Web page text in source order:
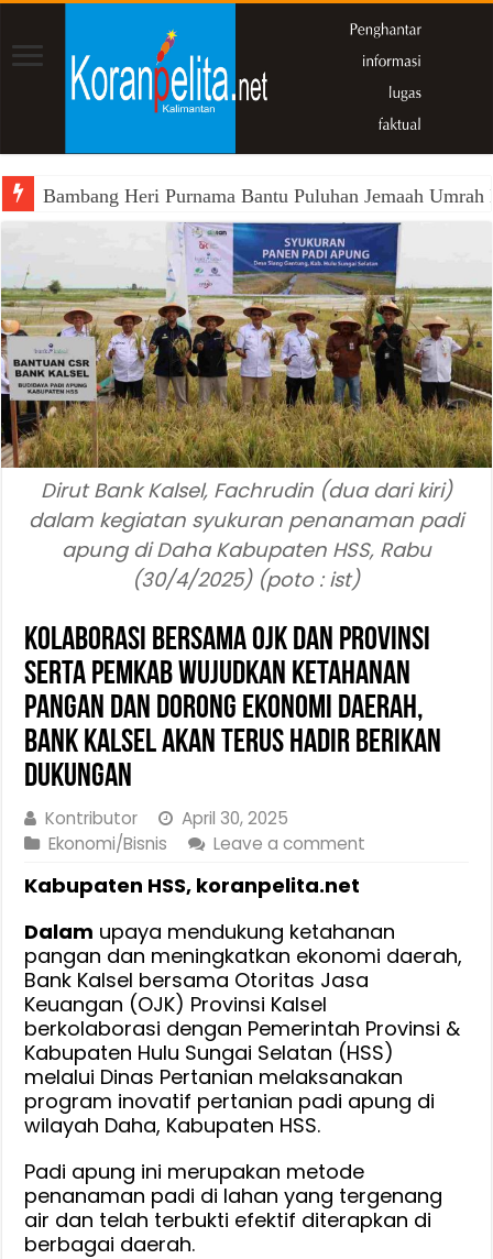
Bambang Heri Purnama Bantu Puluhan Jemaah
Dirut Bank Kalsel, Fachrudin (dua dari kiri)
dalam kegiatan syukuran penanaman padi
apung di Daha Kabupaten HSS, Rabu
(30/4/2025) (poto : ist)
Kolaborasi Bersama OJK dan Provinsi
serta Pemkab Wujudkan Ketahanan
Pangan dan Dorong Ekonomi Daerah,
Bank Kalsel akan Terus Hadir Berikan
Dukungan
Kontributor
April 30, 2025
Ekonomi/Bisnis
Leave a comment
Kabupaten HSS, koranpelita.net
Dalam upaya mendukung ketahanan
pangan dan meningkatkan ekonomi daerah,
Bank Kalsel bersama Otoritas Jasa
Keuangan (OJK) Provinsi Kalsel
berkolaborasi dengan Pemerintah Provinsi &
Kabupaten Hulu Sungai Selatan (HSS)
melalui Dinas Pertanian melaksanakan
program inovatif pertanian padi apung di
wilayah Daha, Kabupaten HSS.
Padi apung ini merupakan metode
penanaman padi di lahan yang tergenang
air dan telah terbukti efektif diterapkan di
berbagai daerah.